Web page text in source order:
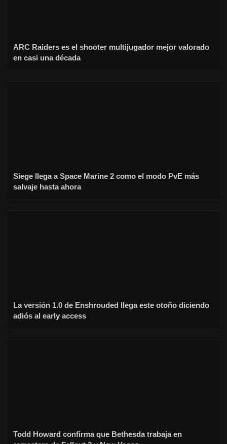
ARC Raiders es el shooter multijugador mejor valorado
en casi una década
Siege llega a Space Marine 2 como el modo PvE más
salvaje hasta ahora
La versión 1.0 de Enshrouded llega este otoño diciendo
adiós al early access
Todd Howard confirma que Bethesda trabaja en